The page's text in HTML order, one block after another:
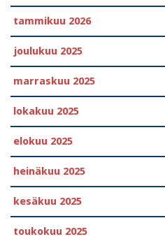
tammikuu 2026
joulukuu 2025
marraskuu 2025
lokakuu 2025
elokuu 2025
heinäkuu 2025
kesäkuu 2025
toukokuu 2025